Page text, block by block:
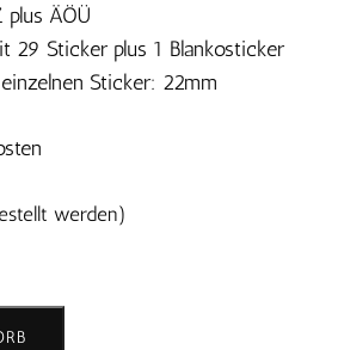
ÄÖÜ
29 Sticker plus 1 Blankosticker
Sticker: 22mm
werden)